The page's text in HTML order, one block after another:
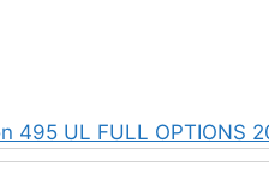
495 UL FULL